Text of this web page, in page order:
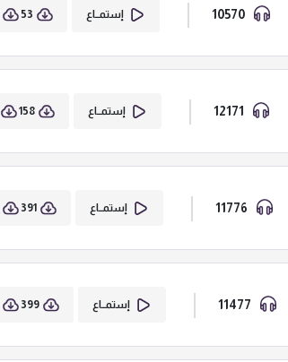
إستمــاع 53
إستمــاع 158
إستمــاع 391
إستمــاع 399